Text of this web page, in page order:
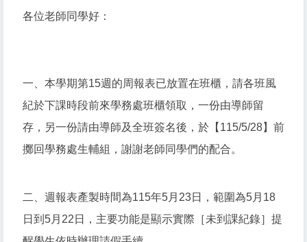
各位老師同學好：
一、本學期第15週的周報表已放置在班櫃，請各班風
紀於下課時段前來學務處班櫃領取，一份由導師留
存，另一份請由導師及全班簽名後，於【115/5/28】前
擲回學務處生輔組，謝謝老師同學們的配合。
二、週報表產製時間為115年5月23日，範圍為5月18
日到5月22日，主要功能是顯示實際［未到課紀錄］提